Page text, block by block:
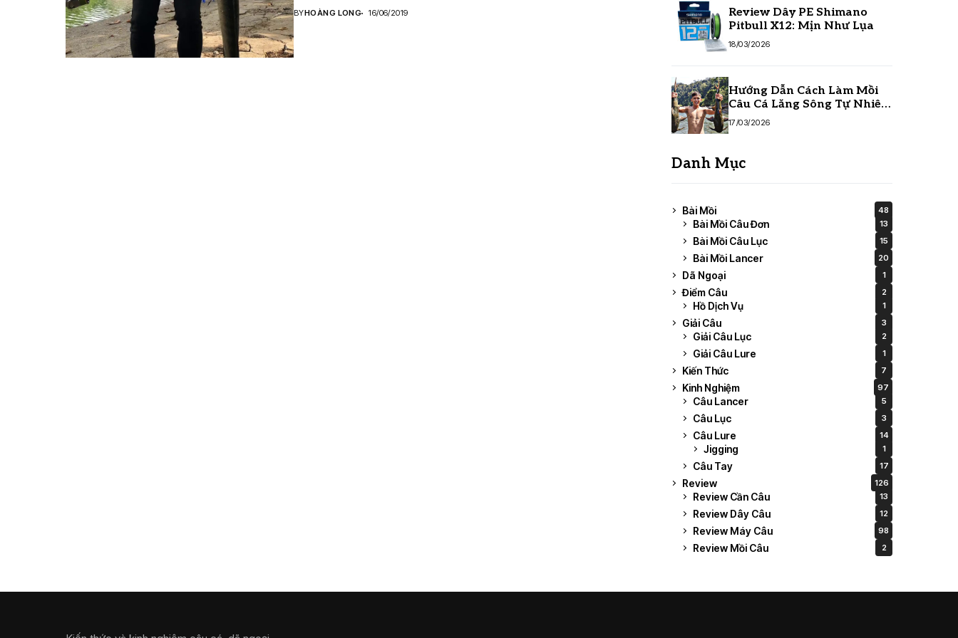
BYHOÀNG LONG 16/06/2019
Review Dây PE Shimano
Pitbull X12: Mịn Như Lụa
18/03/2026
Hướng Dẫn Cách Làm Mồi
Câu Cá Lăng Sông Tự Nhiên
Hiệu Quả Nhất
17/03/2026
Danh Mục
Bài Mồi 48
Bài Mồi Câu Đơn 13
Bài Mồi Câu Lục 15
Bài Mồi Lancer 20
Dã Ngoại 1
Điểm Câu 2
Hồ Dịch Vụ 1
Giải Câu 3
Giải Câu Lục 2
Giải Câu Lure 1
Kiến Thức 7
Kinh Nghiệm 97
Câu Lancer 5
Câu Lục 3
Câu Lure 14
Jigging 1
Câu Tay 17
Review 126
Review Cần Câu 13
Review Dây Câu 12
Review Máy Câu 98
Review Mồi Câu 2